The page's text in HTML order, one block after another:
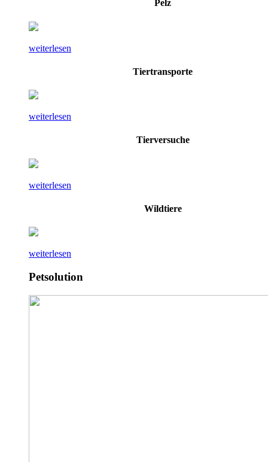
Pelz
weiterlesen
Tiertransporte
weiterlesen
Tierversuche
weiterlesen
Wildtiere
weiterlesen
Petsolution